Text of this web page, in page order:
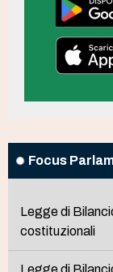
Focus
Legge di
costituzionali